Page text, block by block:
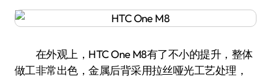
在外观上，HTC One M8有了不小的提升，整体
做工非常出色，金属后背采用拉丝哑光工艺处理，